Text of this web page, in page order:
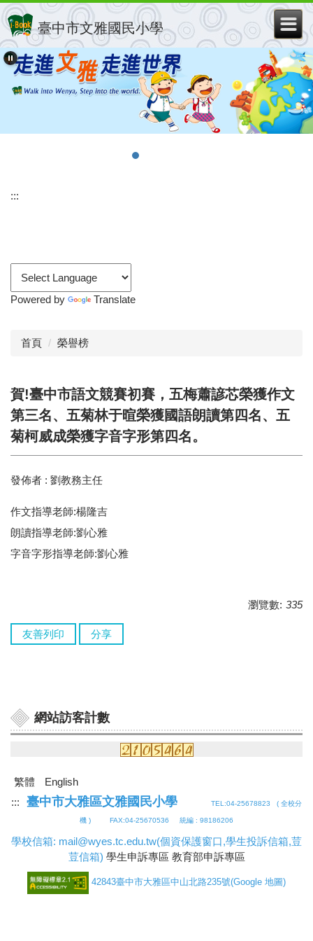
跳
到
主
要
內
容
臺中市文雅國民小學
:::
Powered by Translate
首頁 榮譽榜
賀!臺中市語文競賽初賽，五梅蕭諺芯榮獲作文
第三名、五菊林于暄榮獲國語朗讀第四名、五
菊柯威成榮獲字音字形第四名。
發佈者 : 劉教務主任
作文指導老師:楊隆吉
朗讀指導老師:劉心雅
字音字形指導老師:劉心雅
瀏覽數: 335
友善列印 分享
網站訪客計數
繁體
English
:::
臺中市大雅區文雅國民小學 TEL:04-25678823 ( 全校分
機 ) FAX:04-25670536 統編 : 98186206
學校信箱: mail@wyes.tc.edu.tw(個資保護窗口,學生投訴信箱,荳
荳信箱) 學生申訴專區 教育部申訴專區
42843臺中市大雅區中山北路235號(Google 地圖)